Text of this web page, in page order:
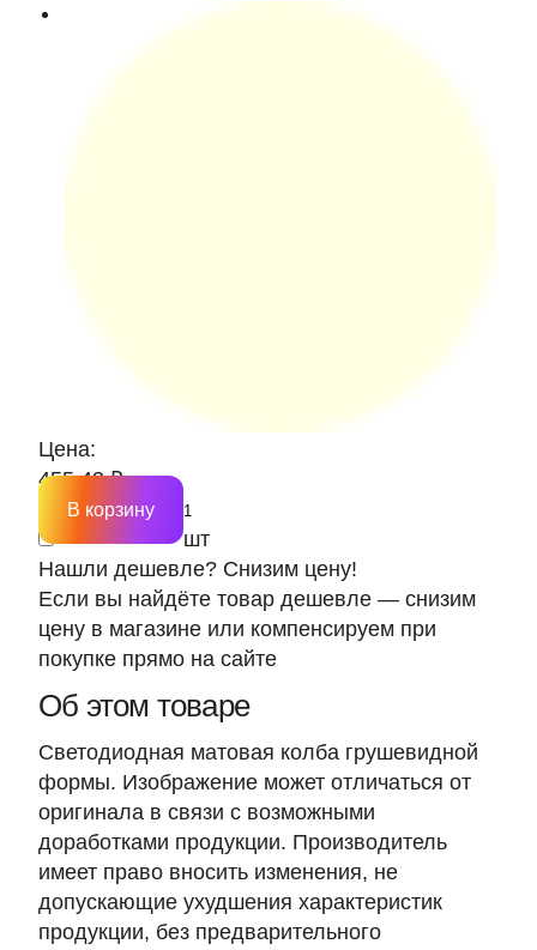
Цена:
455.43 ₽
шт
В корзину
Нашли дешевле? Снизим цену!
Если вы найдёте товар дешевле — снизим
цену в магазине или компенсируем при
покупке прямо на сайте
Об этом товаре
Светодиодная матовая колба грушевидной
формы. Изображение может отличаться от
оригинала в связи с возможными
доработками продукции. Производитель
имеет право вносить изменения, не
допускающие ухудшения характеристик
продукции, без предварительного